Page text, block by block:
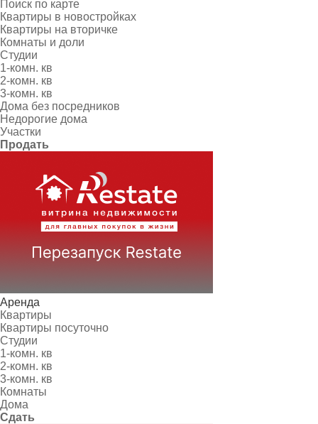
Поиск по карте
Квартиры в новостройках
Квартиры на вторичке
Комнаты и доли
Студии
1-комн. кв
2-комн. кв
3-комн. кв
Дома без посредников
Недорогие дома
Участки
Продать
Аренда
Квартиры
Квартиры посуточно
Студии
1-комн. кв
2-комн. кв
3-комн. кв
Комнаты
Дома
Сдать